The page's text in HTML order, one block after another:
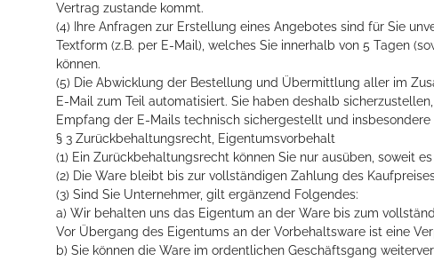
Vertrag zustande kommt.
(4) Ihre Anfragen zur Erstellung eines Angebotes sind für Sie
Textform (z.B. per E-Mail), welches Sie innerhalb von 5 Tagen
können.
(5) Die Abwicklung der Bestellung und Übermittlung aller im
E-Mail zum Teil automatisiert. Sie haben deshalb
Empfang der E-Mails technisch sichergestellt und
§ 3 Zurückbehaltungsrecht, Eigentumsvorbehalt
(1) Ein Zurückbehaltungsrecht können Sie nur ausüben, soweit
(2) Die Ware bleibt bis zur vollständigen Zahlung des
(3) Sind Sie Unternehmer, gilt ergänzend Folgendes:
a) Wir behalten uns das Eigentum an der Ware bis zum
Vor Übergang des Eigentums an der Vorbehaltsware ist eine
b) Sie können die Ware im ordentlichen Geschäftsgang